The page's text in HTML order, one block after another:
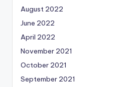
August 2022
June 2022
April 2022
November 2021
October 2021
September 2021